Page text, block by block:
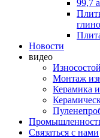
99,7
Новости
видео
Монтаж
Керамика
Связаться с нами